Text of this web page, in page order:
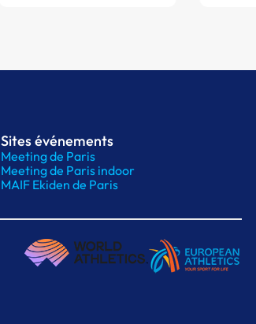
Sites événements
Meeting de Paris
Meeting de Paris indoor
MAIF Ekiden de Paris